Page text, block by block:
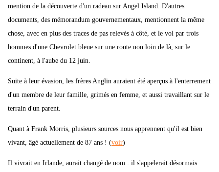
mention de la découverte d'un radeau sur Angel Island. D'autres
documents, des mémorandum gouvernementaux, mentionnent la même
chose, avec en plus des traces de pas relevés à côté, et le vol par trois
hommes d'une Chevrolet bleue sur une route non loin de là, sur le
continent, à l'aube du 12 juin.
Suite à leur évasion, les frères Anglin auraient été aperçus à l'enterrement
d'un membre de leur famille, grimés en femme, et aussi travaillant sur le
terrain d'un parent.
Quant à Frank Morris, plusieurs sources nous apprennent qu'il est bien
vivant, âgé actuellement de 87 ans ! (voir)
Il vivrait en Irlande, aurait changé de nom : il s'appelerait désormais